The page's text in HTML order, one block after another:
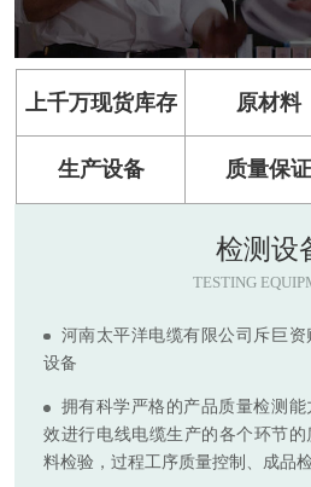
上千万现货库存 原材料
生产设备 质量保证
检测设
TESTING
河南太平洋电缆有限公司斥巨
设备
拥有科学严格的产品质量检测
效进行电线电缆生产的各个环节
料检验，过程工序质量控制、成品检